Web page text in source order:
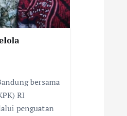
bersama
RI
penguatan